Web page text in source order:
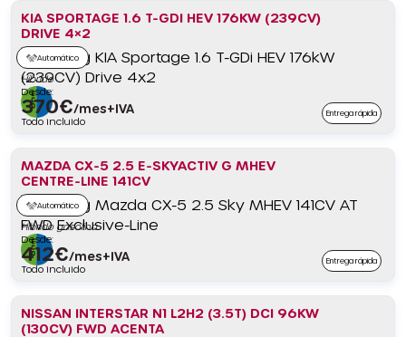
KIA SPORTAGE 1.6 T-GDI HEV 176KW (239CV)
DRIVE 4×2
Automático
Híbrido
Desde:
370€/mes+IVA
Todo incluido
Entrega rápida
MAZDA CX-5 2.5 E-SKYACTIV G MHEV
CENTRE-LINE 141CV
Automático
Híbrido gasolina
Desde:
412€/mes+IVA
Todo incluido
Entrega rápida
NISSAN INTERSTAR N1 L2H2 (3.5T) DCI 96KW
(130CV) FWD ACENTA